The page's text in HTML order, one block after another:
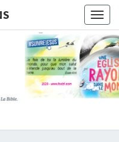
EGLISE